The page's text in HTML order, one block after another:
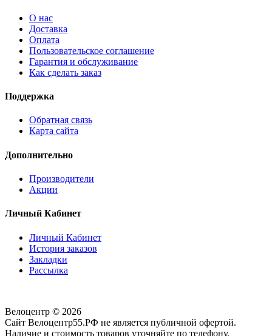
О нас
Доставка
Оплата
Пользовательское соглашение
Гарантия и обслуживание
Как сделать заказ
Поддержка
Обратная связь
Карта сайта
Дополнительно
Производители
Акции
Личный Кабинет
Личный Кабинет
История заказов
Закладки
Рассылка
Велоцентр © 2026
Сайт Велоцентр55.РФ не является публичной офертой.
Наличие и стоимость товаров уточняйте по телефону.